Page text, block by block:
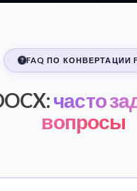
FAQ ПО КОНВЕРТАЦИИ
часто
вопросы